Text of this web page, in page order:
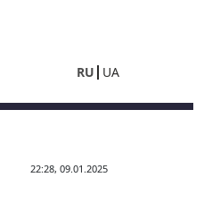
RU UA
22:28, 09.01.2025